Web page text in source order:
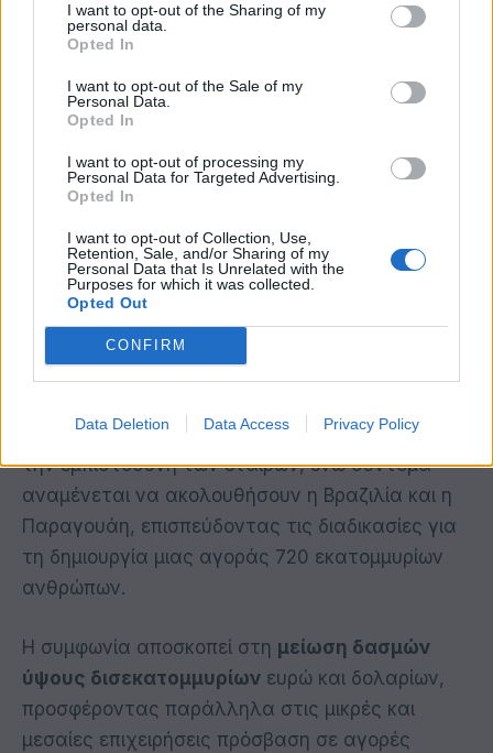
I want to opt-out of the Sharing of my
personal data.
Opted In
I want to opt-out of the Sale of my
Personal Data.
Opted In
I want to opt-out of processing my
Personal Data for Targeted Advertising.
Opted In
I want to opt-out of Collection, Use,
Retention, Sale, and/or Sharing of my
Personal Data that Is Unrelated with the
Purposes for which it was collected.
Opted Out
CONFIRM
Data Deletion Data Access Privacy Policy
για τις σημαντικότερες ειδήσεις της αγοράς
Η Ευρωπαϊκή Επιτροπή προχωρά στην
προσωρινή εφαρμογήτης εμπορικής
Νότια Αμερική, σύμφωνα με ανακοίνωση της
προέδρου Ursula von der Leyen. Η απόφαση αυτή
ελήφθη καθώς η
επικύρωσαντη συμφωνία την Πέμπτη,
αποτελώντας τις πρώτες χώρες που
Leyen σημείωσε ότι η κίνηση αυτή αποδεικνύει
την εμπιστοσύνη των εταίρων, ενώ σύντομα
αναμένεται να ακολουθήσουν η Βραζιλία και η
Παραγουάη, επισπεύδοντας τις διαδικασίες για
τη δημιουργία μιας αγοράς 720 εκατομμυρίων
ανθρώπων.
Η συμφωνία αποσκοπεί στη μείωση δασμών
ύψους δισεκατομμυρίων ευρώ και δολαρίων,
προσφέροντας παράλληλα στις μικρές και
μεσαίες επιχειρήσεις πρόσβαση σε αγορές